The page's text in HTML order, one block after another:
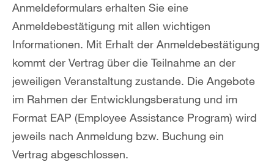
Anmeldeformulars erhalten Sie eine
Anmeldebestätigung mit allen wichtigen
Informationen. Mit Erhalt der Anmeldebestätigung
kommt der Vertrag über die Teilnahme an der
jeweiligen Veranstaltung zustande. Die Angebote
im Rahmen der Entwicklungsberatung und im
Format EAP (Employee Assistance Program) wird
jeweils nach Anmeldung bzw. Buchung ein
Vertrag abgeschlossen.